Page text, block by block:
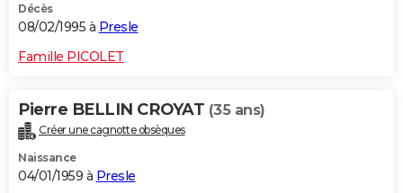
Décès
08/02/1995 à Presle
Famille PICOLET
Pierre BELLIN CROYAT (35 ans)
Créer une cagnotte obsèques
Naissance
04/01/1959 à Presle